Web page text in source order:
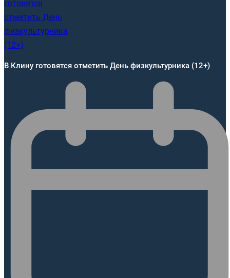
В Клину готовятся отметить День физкультурника (12+)